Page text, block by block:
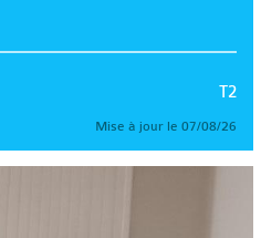
T2
Mise à jour le 07/08/26